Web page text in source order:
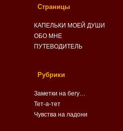
Страницы
КАПЕЛЬКИ МОЕЙ ДУШИ
ОБО МНЕ
ПУТЕВОДИТЕЛЬ
Рубрики
Заметки на бегу…
Тет-а-тет
Чувства на ладони